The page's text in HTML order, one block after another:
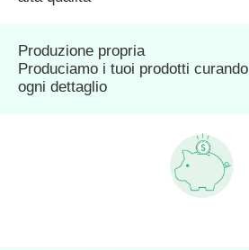
Produzione propria
Produciamo i tuoi prodotti curando
ogni dettaglio